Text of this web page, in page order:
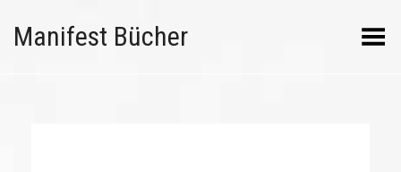
Manifest Bücher Menü umschalten